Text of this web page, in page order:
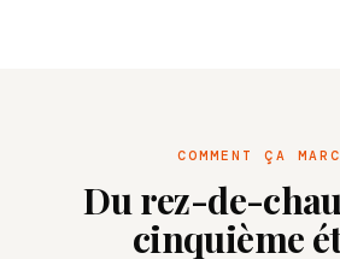
COMMENT ÇA
Du rez-de-
cinquième